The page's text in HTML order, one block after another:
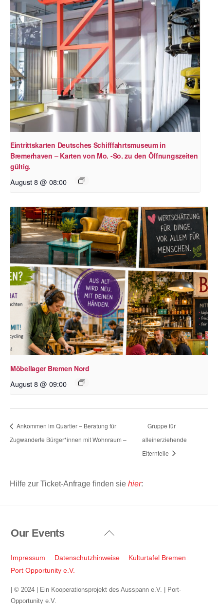
Eintrittskarten Deutsches Schifffahrtsmuseum in
Bremerhaven – Karten von Mo. -So. zu den Öffnungszeiten
gültig.
August 8 @ 08:00
Möbellager Bremen Nord
August 8 @ 09:00
Ankommen im Quartier – Beratung für
Zugwanderte Bürger*innen mit Wohnraum –
Gruppe für
alleinerziehende
Elternteile
Hilfe zur Ticket-Anfrage finden sie hier:
Back
Top
Our Events
Impressum Datenschutzhinweise
Kulturtafel Bremen
Port Opportunity e.V.
| © 2024 | Ein Kooperationsprojekt des Ausspann e.V. | Port-
Opportunity e.V.